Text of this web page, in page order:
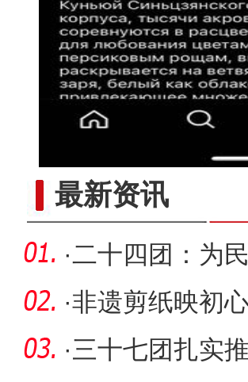
最新资讯
·二十四团：为
机”
·非遗剪纸映初
·三十七团扎实